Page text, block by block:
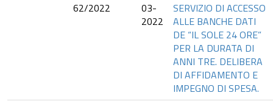
62/2022
03-
2022
SERVIZIO DI ACCESSO
ALLE BANCHE DATI
DE “IL SOLE 24 ORE”
PER LA DURATA DI
ANNI TRE. DELIBERA
DI AFFIDAMENTO E
IMPEGNO DI SPESA.